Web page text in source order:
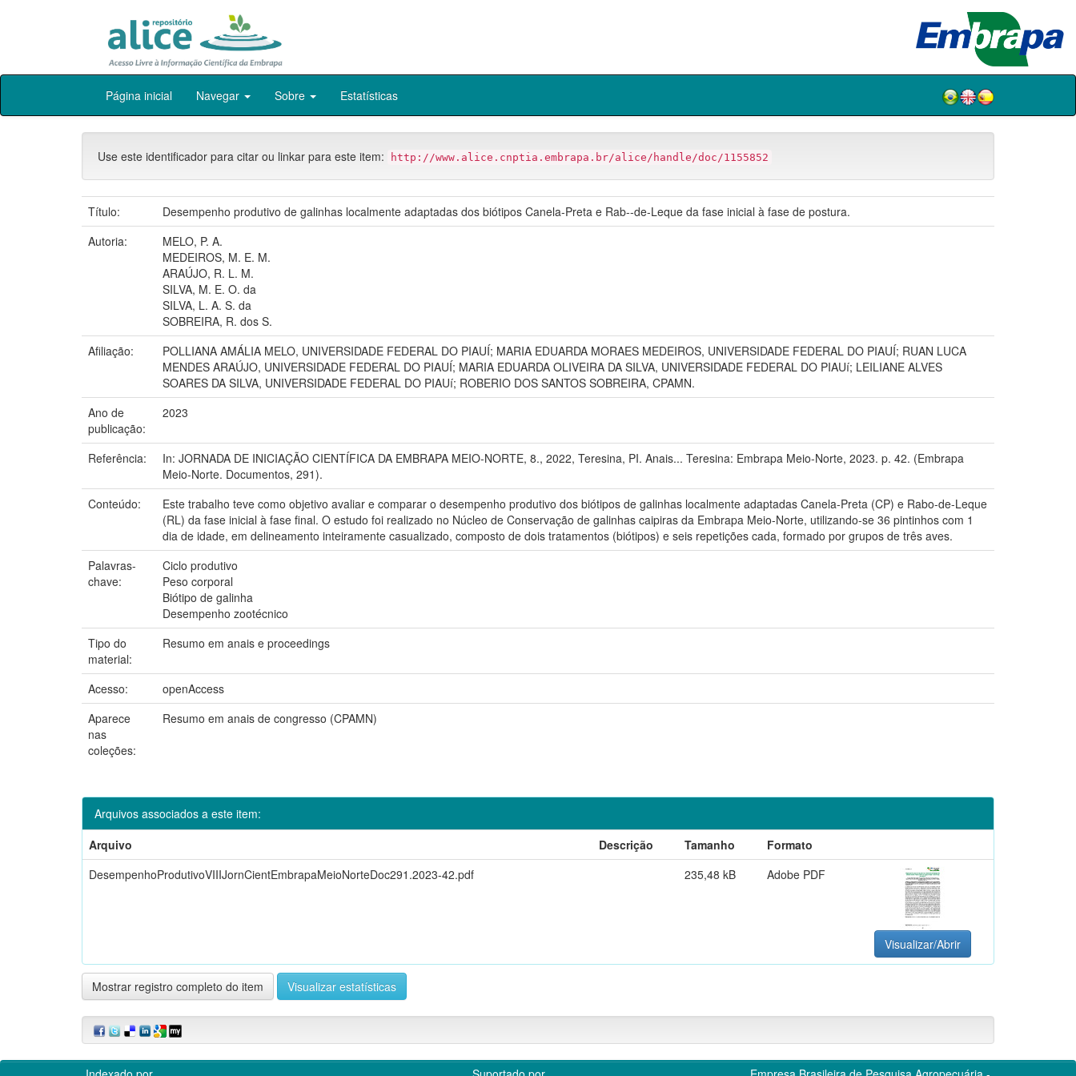
Skip
Página inicial Navegar Sobre Estatísticas
Use este identificador para citar ou linkar para este item: http://www.alice.cnptia.embrapa.br/alice/handle/doc/1155852
Título:
Desempenho produtivo de galinhas localmente adaptadas dos biótipos Canela-Preta e Rab--de-Leque da fase inicial à fase de postura.
Autoria:
MELO, P. A.
MEDEIROS, M. E. M.
ARAÚJO, R. L. M.
SILVA, M. E. O. da
SILVA, L. A. S. da
SOBREIRA, R. dos S.
Afiliação:
POLLIANA AMÁLIA MELO, UNIVERSIDADE FEDERAL DO PIAUÍ; MARIA EDUARDA MORAES MEDEIROS, UNIVERSIDADE FEDERAL DO PIAUÍ; RUAN LUCA
MENDES ARAÚJO, UNIVERSIDADE FEDERAL DO PIAUÍ; MARIA EDUARDA OLIVEIRA DA SILVA, UNIVERSIDADE FEDERAL DO PIAUí; LEILIANE ALVES
SOARES DA SILVA, UNIVERSIDADE FEDERAL DO PIAUí; ROBERIO DOS SANTOS SOBREIRA, CPAMN.
Ano de
publicação:
2023
Referência:
In: JORNADA DE INICIAÇÃO CIENTÍFICA DA EMBRAPA MEIO-NORTE, 8., 2022, Teresina, PI. Anais... Teresina: Embrapa Meio-Norte, 2023. p. 42. (Embrapa
Meio-Norte. Documentos, 291).
Conteúdo:
Este trabalho teve como objetivo avaliar e comparar o desempenho produtivo dos biótipos de galinhas localmente adaptadas Canela-Preta (CP) e Rabo-de-Leque
(RL) da fase inicial à fase final. O estudo foi realizado no Núcleo de Conservação de galinhas caipiras da Embrapa Meio-Norte, utilizando-se 36 pintinhos com 1
dia de idade, em delineamento inteiramente casualizado, composto de dois tratamentos (biótipos) e seis repetições cada, formado por grupos de três aves.
Palavras-
chave:
Ciclo produtivo
Peso corporal
Biótipo de galinha
Desempenho zootécnico
Tipo do
material:
Resumo em anais e proceedings
Acesso:
openAccess
Aparece
nas
coleções:
Resumo em anais de congresso (CPAMN)
Arquivos associados a este item:
Arquivo
Descrição Tamanho
Formato
DesempenhoProdutivoVIIIJornCientEmbrapaMeioNorteDoc291.2023-42.pdf
235,48 kB Adobe PDF
Visualizar/Abrir
Mostrar registro completo do item Visualizar estatísticas